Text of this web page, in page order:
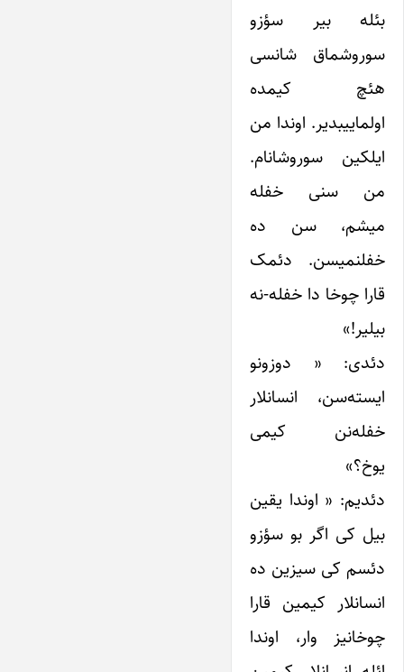
بئله بیر سؤزو
سوروشماق شانسی
هئچ کیمده
اولماییبدیر. اوندا من
ایلکین سوروشانام.
من سنی خفله
میشم، سن ده
خفلنمیسن. دئمک
قارا چوخا دا خفله-نه
بیلیر!»
دئدی: « دوزونو
ایسته‌سن، انسانلار
خفله‌نن کیمی
یوخ؟»
دئدیم: « اوندا یقین
بیل کی اگر بو سؤزو
دئسم کی سیزین ده
انسانلار کیمین قارا
چوخانیز وار، اوندا